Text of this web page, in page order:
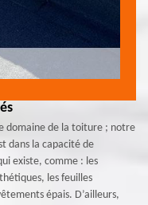
domaine de la toiture ; notre
dans la capacité de
existe, comme : les
les feuilles
épais. D’ailleurs,